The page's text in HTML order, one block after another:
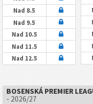
Nad 8.5
Nad 9.5
Nad 10.5
Nad 11.5
Nad 12.5
BOSENSKÁ PREMIER
- 2026/27